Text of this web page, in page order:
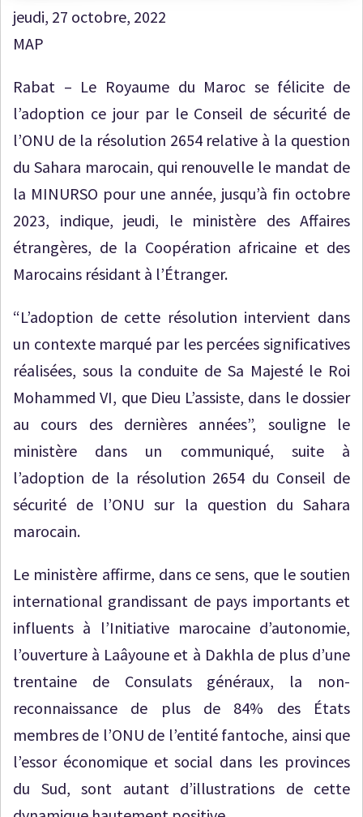
jeudi, 27 octobre, 2022
MAP
Rabat – Le Royaume du Maroc se félicite de
l’adoption ce jour par le Conseil de sécurité de
l’ONU de la résolution 2654 relative à la question
du Sahara marocain, qui renouvelle le mandat de
la MINURSO pour une année, jusqu’à fin octobre
2023, indique, jeudi, le ministère des Affaires
étrangères, de la Coopération africaine et des
Marocains résidant à l’Étranger.
“L’adoption de cette résolution intervient dans
un contexte marqué par les percées significatives
réalisées, sous la conduite de Sa Majesté le Roi
Mohammed VI, que Dieu L’assiste, dans le dossier
au cours des dernières années”, souligne le
ministère dans un communiqué, suite à
l’adoption de la résolution 2654 du Conseil de
sécurité de l’ONU sur la question du Sahara
marocain.
Le ministère affirme, dans ce sens, que le soutien
international grandissant de pays importants et
influents à l’Initiative marocaine d’autonomie,
l’ouverture à Laâyoune et à Dakhla de plus d’une
trentaine de Consulats généraux, la non-
reconnaissance de plus de 84% des États
membres de l’ONU de l’entité fantoche, ainsi que
l’essor économique et social dans les provinces
du Sud, sont autant d’illustrations de cette